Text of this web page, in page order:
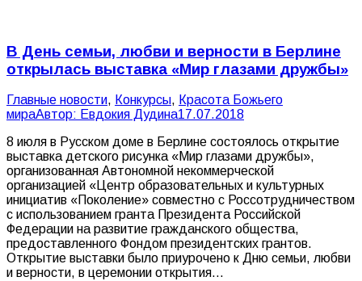
В День семьи, любви и верности в Берлине
открылась выставка «Мир глазами дружбы»
Главные новости, Конкурсы, Красота Божьего
мираАвтор: Евдокия Дудина17.07.2018
8 июля в Русском доме в Берлине состоялось открытие
выставка детского рисунка «Мир глазами дружбы»,
организованная Автономной некоммерческой
организацией «Центр образовательных и культурных
инициатив «Поколение» совместно с Россотрудничеством
с использованием гранта Президента Российской
Федерации на развитие гражданского общества,
предоставленного Фондом президентских грантов.
Открытие выставки было приурочено к Дню семьи, любви
и верности, в церемонии открытия…